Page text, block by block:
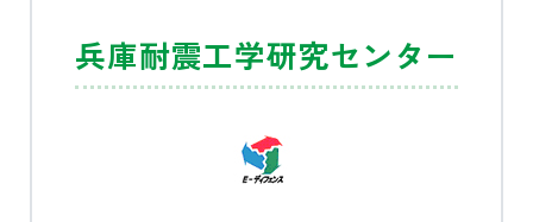
兵庫耐震工学研究センター